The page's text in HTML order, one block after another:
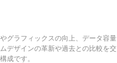
グラフィックスの向上、データ容量
デザインの革新や過去との比較を交
成です。